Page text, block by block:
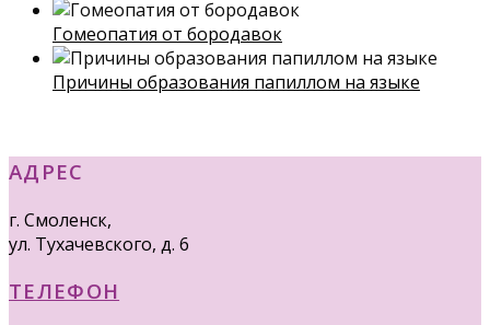
Гомеопатия от бородавок
Причины образования папиллом на языке
АДРЕС
г. Смоленск,
ул. Тухачевского, д. 6
ТЕЛЕФОН